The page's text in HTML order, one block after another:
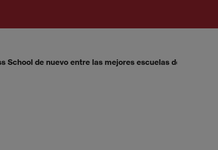
School de nuevo entre las mejores escuelas del mundo,